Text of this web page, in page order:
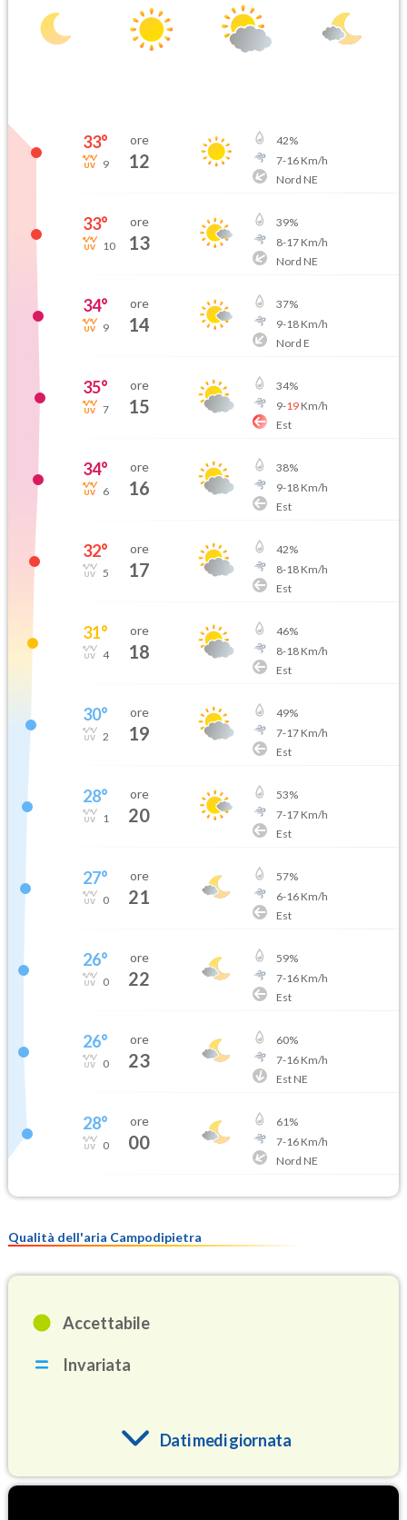
33°
9
ore
12
42%
7-16Km/h
Nord NE
33°
10
ore
13
39%
8-17Km/h
Nord NE
34°
9
ore
14
37%
9-18Km/h
Nord E
35°
7
ore
15
34%
9-19Km/h
Est
34°
6
ore
16
38%
9-18Km/h
Est
32°
5
ore
17
42%
8-18Km/h
Est
31°
4
ore
18
46%
8-18Km/h
Est
30°
2
ore
19
49%
7-17Km/h
Est
28°
1
ore
20
53%
7-17Km/h
Est
27°
0
ore
21
57%
6-16Km/h
Est
26°
0
ore
22
59%
7-16Km/h
Est
26°
0
ore
23
60%
7-16Km/h
Est NE
28°
0
ore
00
61%
7-16Km/h
Nord NE
Qualità dell'aria Campodipietra
Accettabile
Invariata
Dati medi giornata